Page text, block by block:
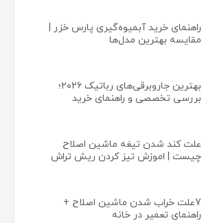
راهنمای خرید آبمیوه‌گیری پارس خزر |
مقایسه بهترین مدل‌ها
بهترین جاروبرقی‌های رباتیک ۲۰۲۶؛
بررسی تخصصی و راهنمای خرید
علت کند شدن تیغه ماشین اصلاح
چیست | اموزش تیز کردن ریش تراش
7علت خراب شدن ماشین اصلاح +
راهنمای تعمیر در خانه